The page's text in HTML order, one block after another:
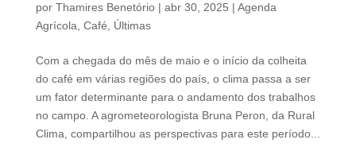
por Thamires Benetório| abr 30, 2025 | Agenda
Agrícola, Café, Últimas
Com a chegada do mês de maio e o início da colheita
do café em várias regiões do país, o clima passa a ser
um fator determinante para o andamento dos trabalhos
no campo. A agrometeorologista Bruna Peron, da Rural
Clima, compartilhou as perspectivas para este período...